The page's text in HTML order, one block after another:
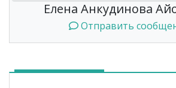
Елена Анкудинова
Отправить